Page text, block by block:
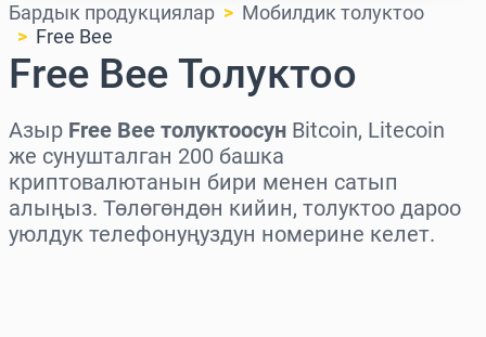
Бардык продукциялар
Мобилдик толуктоо
Free Bee
Free Bee Толуктоо
Азыр Free Bee толуктоосун Bitcoin, Litecoin
же сунушталган 200 башка
криптовалютанын бири менен сатып
алыңыз. Төлөгөндөн кийин, толуктоо дароо
уюлдук телефонуңуздун номерине келет.